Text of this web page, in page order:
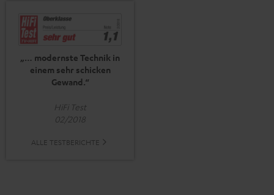
„… modernste Technik in
einem sehr schicken
Gewand.“
HiFi Test
02/2018
ALLE TESTBERICHTE